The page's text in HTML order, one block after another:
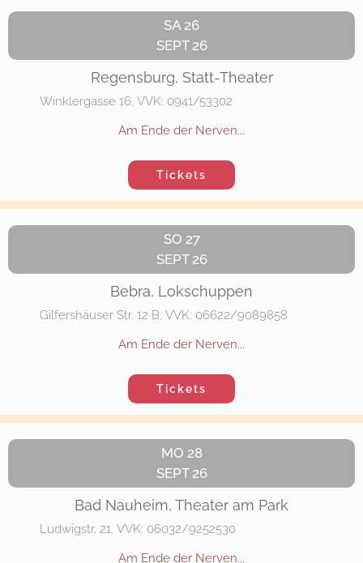
SA 26
SEPT 26
Regensburg, Statt-Theater
Winklergasse 16, VVK: 0941/53302
Am Ende der Nerven...
Tickets
SO 27
SEPT 26
Bebra, Lokschuppen
Gilfershäuser Str. 12 B, VVK: 06622/9089858
Am Ende der Nerven...
Tickets
MO 28
SEPT 26
Bad Nauheim, Theater am Park
Ludwigstr. 21, VVK: 06032/9252530
Am Ende der Nerven...